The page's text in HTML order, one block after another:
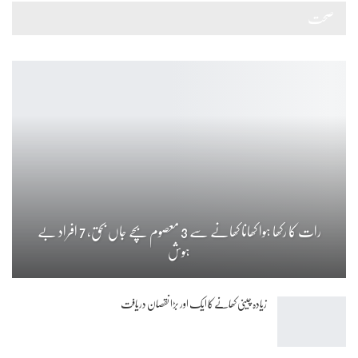
رات کا رکھا ہوا کھانا کھانے سے 3 معصوم بچے جاں بحق، 7 افراد بے
ہوش
زیادہ چینی کھانے کا ایک اور بڑا نقصان دریافت